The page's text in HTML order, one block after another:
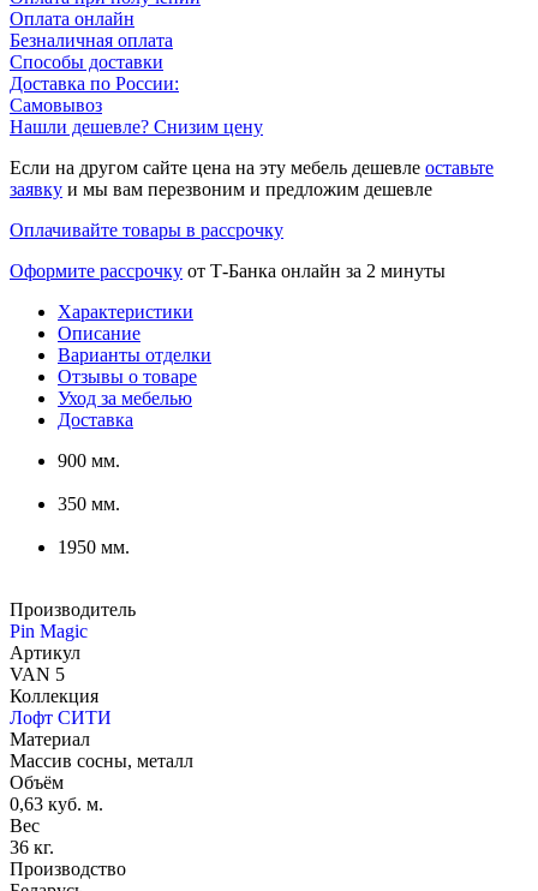
Оплата онлайн
Безналичная оплата
Способы доставки
Доставка по России:
Самовывоз
Нашли дешевле? Снизим цену
Если на другом сайте цена на эту мебель дешевле оставьте
заявку и мы вам перезвоним и предложим дешевле
Оплачивайте товары в рассрочку
Оформите рассрочку от Т-Банка онлайн за 2 минуты
Характеристики
Описание
Варианты отделки
Отзывы о товаре
Уход за мебелью
Доставка
900 мм.
350 мм.
1950 мм.
Производитель
Pin Magic
Артикул
VAN 5
Коллекция
Лофт СИТИ
Материал
Массив сосны, металл
Объём
0,63 куб. м.
Вес
36 кг.
Производство